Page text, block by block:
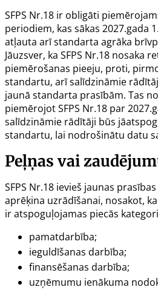
SFPS Nr.18 ir obligāti
periodiem, kas sākas 2027.gada
atļauta arī standarta agrāka
Jāuzsver, ka SFPS Nr.18 nosaka
piemērošanas pieeju, proti,
standartu, arī salīdzināmie
jaunā standarta prasībām. Tas
piemērojot SFPS Nr.18 par
salīdzināmie rādītāji būs
standartu, lai nodrošinātu datu
Peļņas vai
SFPS Nr.18 ievieš jaunas
aprēķina uzrādīšanai, nosakot,
ir atspoguļojamas piecās
pamatdarbība;
ieguldīšanas darbība;
finansēšanas darbība;
uzņēmumu ienākuma